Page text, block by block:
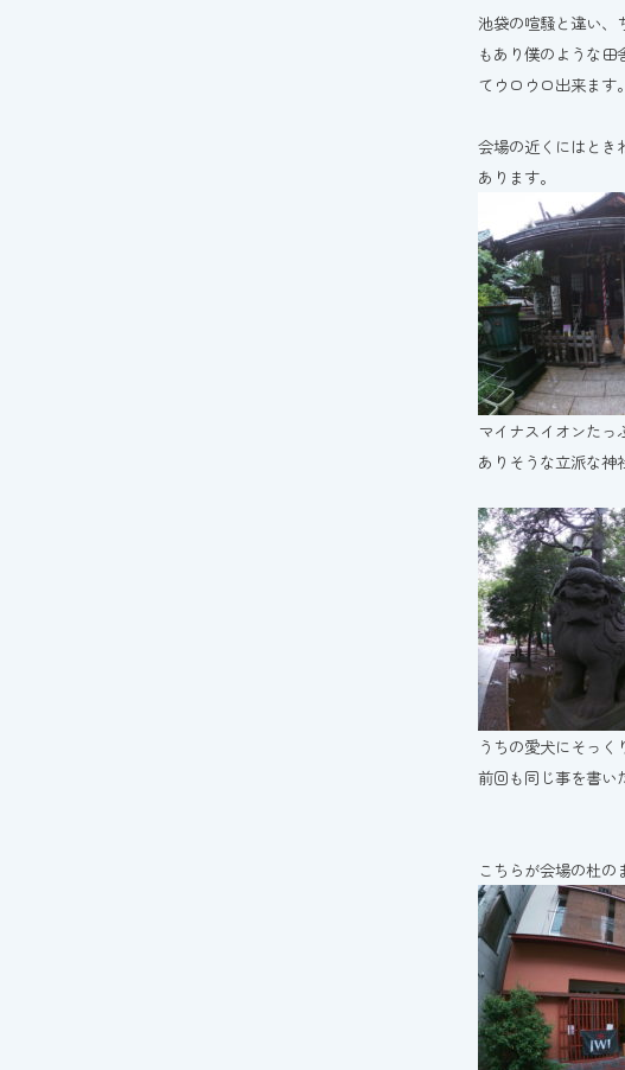
池袋の喧騒と違い、
もあり僕のような田
てウロウロ出来ます。
会場の近くにはとき
あります。
マイナスイオンたっ
ありそうな立派な神
うちの愛犬にそっく
前回も同じ事を書い
こちらが会場の杜の